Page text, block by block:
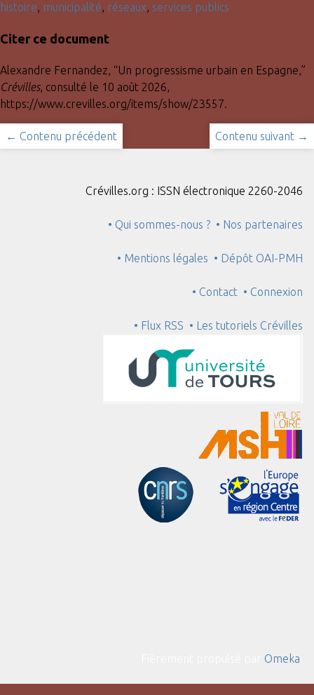
histoire, municipalité, réseaux, services publics
Citer ce document
Alexandre Fernandez, “Un progressisme urbain en Espagne,”
Crévilles, consulté le 10 août 2026,
https://www.crevilles.org/items/show/23557.
← Contenu précédent Contenu suivant →
Crévilles.org : ISSN électronique 2260-2046
• Qui sommes-nous ? • Nos partenaires
• Mentions légales • Dépôt OAI-PMH
• Contact • Connexion
• Flux RSS • Les tutoriels Crévilles
Omeka